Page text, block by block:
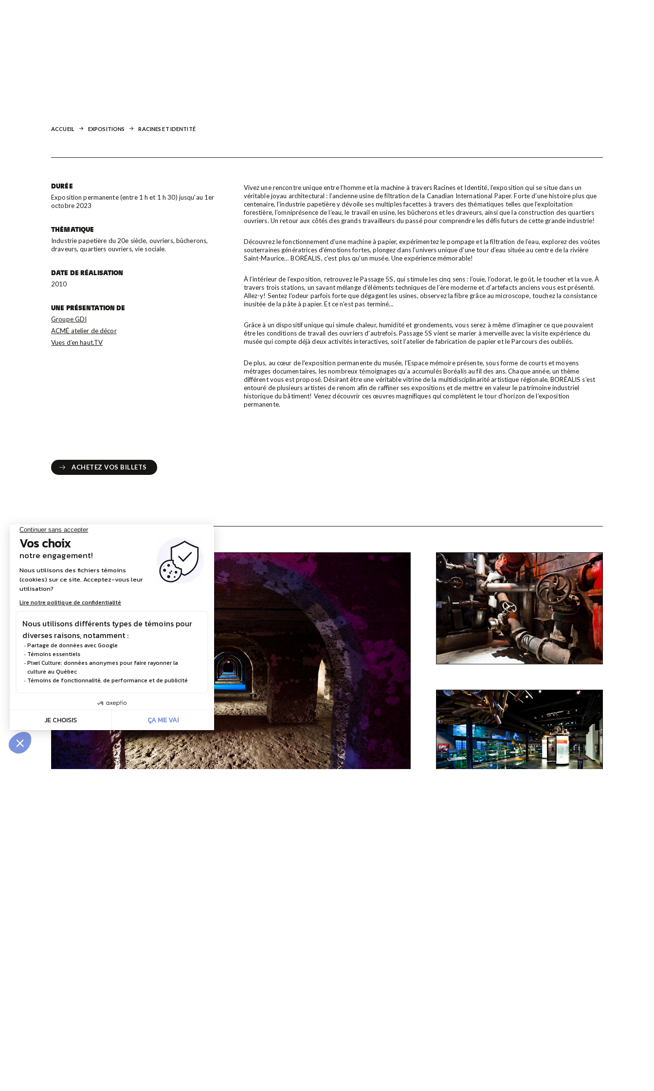
ACCUEIL EXPOSITIONS RACINES ET IDENTITÉ
DURÉE
Exposition permanente (entre 1 h et 1 h 30) jusqu'au 1er
octobre 2023
THÉMATIQUE
Industrie papetière du 20e siècle, ouvriers, bûcherons,
draveurs, quartiers ouvriers, vie sociale.
DATE DE RÉALISATION
2010
UNE PRÉSENTATION DE
Groupe GDI
ACMÉ atelier de décor
Vues d’en haut.TV
Vivez une rencontre unique entre l’homme et la machine à travers Racines et Identité, l’exposition qui se situe dans un
véritable joyau architectural : l’ancienne usine de filtration de la Canadian International Paper. Forte d’une histoire plus que
centenaire, l’industrie papetière y dévoile ses multiples facettes à travers des thématiques telles que l’exploitation
forestière, l’omniprésence de l’eau, le travail en usine, les bûcherons et les draveurs, ainsi que la construction des quartiers
ouvriers. Un retour aux côtés des grands travailleurs du passé pour comprendre les défis futurs de cette grande industrie!
Découvrez le fonctionnement d’une machine à papier, expérimentez le pompage et la filtration de l’eau, explorez des voûtes
souterraines génératrices d’émotions fortes, plongez dans l’univers unique d’une tour d’eau située au centre de la rivière
Saint-Maurice… BORÉALIS, c’est plus qu’un musée. Une expérience mémorable!
À l’intérieur de l’exposition, retrouvez le Passage 5S, qui stimule les cinq sens : l’ouïe, l’odorat, le goût, le toucher et la vue. À
travers trois stations, un savant mélange d’éléments techniques de l’ère moderne et d’artefacts anciens vous est présenté.
Allez-y! Sentez l’odeur parfois forte que dégagent les usines, observez la fibre grâce au microscope, touchez la consistance
inusitée de la pâte à papier. Et ce n’est pas terminé…
Grâce à un dispositif unique qui simule chaleur, humidité et grondements, vous serez à même d’imaginer ce que pouvaient
être les conditions de travail des ouvriers d’autrefois. Passage 5S vient se marier à merveille avec la visite expérience du
musée qui compte déjà deux activités interactives, soit l’atelier de fabrication de papier et le Parcours des oubliés.
De plus, au cœur de l’exposition permanente du musée, l’Espace mémoire présente, sous forme de courts et moyens
métrages documentaires, les nombreux témoignages qu’a accumulés Boréalis au fil des ans. Chaque année, un thème
différent vous est proposé. Désirant être une véritable vitrine de la multidisciplinarité artistique régionale, BORÉALIS s’est
entouré de plusieurs artistes de renom afin de raffiner ses expositions et de mettre en valeur le patrimoine industriel
historique du bâtiment! Venez découvrir ces œuvres magnifiques qui complètent le tour d’horizon de l’exposition
permanente.
ACHETEZ VOS BILLETS